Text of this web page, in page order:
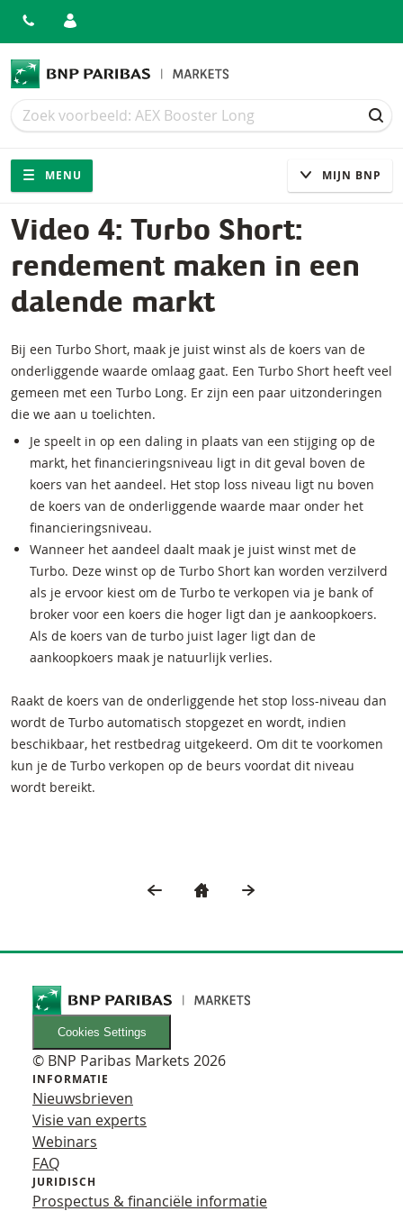
Zoek
Zoek
Navigatie
Site navigatie
MENU MIJN BNP
Video 4: Turbo Short:
rendement maken in een
dalende markt
Bij een Turbo Short, maak je juist winst als de koers van de
onderliggende waarde omlaag gaat. Een Turbo Short heeft veel
gemeen met een Turbo Long. Er zijn een paar uitzonderingen
die we aan u toelichten.
Je speelt in op een daling in plaats van een stijging op de
markt, het financieringsniveau ligt in dit geval boven de
koers van het aandeel. Het stop loss niveau ligt nu boven
de koers van de onderliggende waarde maar onder het
financieringsniveau.
Wanneer het aandeel daalt maak je juist winst met de
Turbo. Deze winst op de Turbo Short kan worden verzilverd
als je ervoor kiest om de Turbo te verkopen via je bank of
broker voor een koers die hoger ligt dan je aankoopkoers.
Als de koers van de turbo juist lager ligt dan de
aankoopkoers maak je natuurlijk verlies.
Raakt de koers van de onderliggende het stop loss-niveau dan
wordt de Turbo automatisch stopgezet en wordt, indien
beschikbaar, het restbedrag uitgekeerd. Om dit te voorkomen
kun je de Turbo verkopen op de beurs voordat dit niveau
wordt bereikt.
GA TERUG NAAR HET VORIGE
GA NAAR TURBO ACADEMY
Cookies Settings
© BNP Paribas Markets 2026
INFORMATIE
Nieuwsbrieven
Visie van experts
Webinars
FAQ
JURIDISCH
Prospectus & financiële informatie